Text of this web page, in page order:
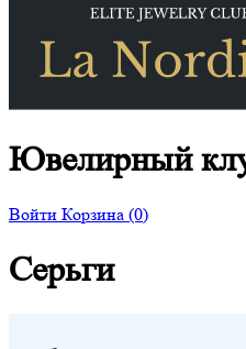
Ювелирный
Войти Корзина (0)
Серьги